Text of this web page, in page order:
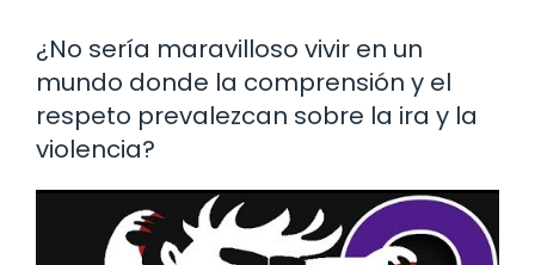
¿No sería maravilloso vivir en un
mundo donde la comprensión y el
respeto prevalezcan sobre la ira y la
violencia?